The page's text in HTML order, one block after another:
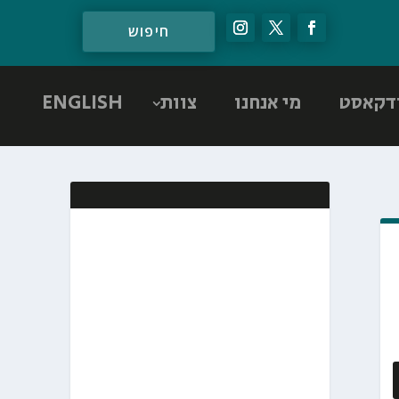
מי אנחנו צוות ENGLISH